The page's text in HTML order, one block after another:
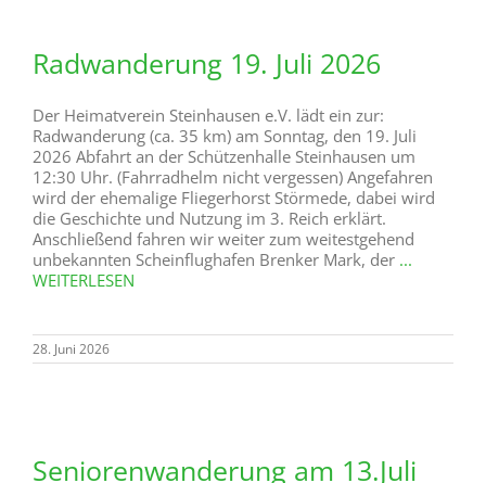
Radwanderung 19. Juli 2026
Der Heimatverein Steinhausen e.V. lädt ein zur:
Radwanderung (ca. 35 km) am Sonntag, den 19. Juli
2026 Abfahrt an der Schützenhalle Steinhausen um
12:30 Uhr. (Fahrradhelm nicht vergessen) Angefahren
wird der ehemalige Fliegerhorst Störmede, dabei wird
die Geschichte und Nutzung im 3. Reich erklärt.
Anschließend fahren wir weiter zum weitestgehend
unbekannten Scheinflughafen Brenker Mark, der ...
WEITERLESEN
28. Juni 2026
Seniorenwanderung am 13.Juli